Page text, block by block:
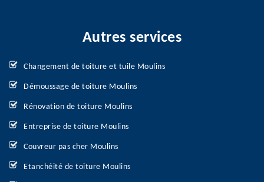
Autres services
Changement de toiture et tuile Moulins
Démoussage de toiture Moulins
Rénovation de toiture Moulins
Entreprise de toiture Moulins
Couvreur pas cher Moulins
Etanchéité de toiture Moulins